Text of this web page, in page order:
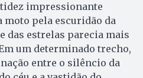
impressionante
moto pela escuridão da
das estrelas parecia mais
um determinado trecho,
entre o silêncio da